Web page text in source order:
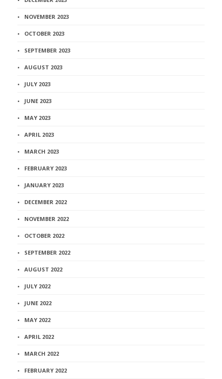
NOVEMBER 2023
OCTOBER 2023
SEPTEMBER 2023
AUGUST 2023
JULY 2023
JUNE 2023
MAY 2023
APRIL 2023
MARCH 2023
FEBRUARY 2023
JANUARY 2023
DECEMBER 2022
NOVEMBER 2022
OCTOBER 2022
SEPTEMBER 2022
AUGUST 2022
JULY 2022
JUNE 2022
MAY 2022
APRIL 2022
MARCH 2022
FEBRUARY 2022